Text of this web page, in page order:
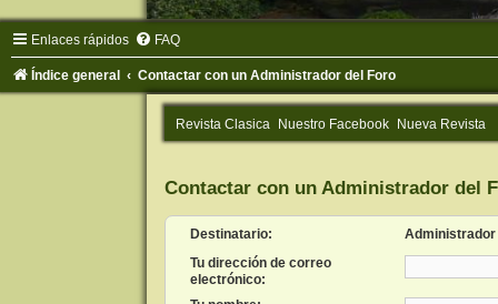
Enlaces rápidos FAQ
Índice general Contactar con un Administrador del Foro
Revista Clasica Nuestro Facebook Nueva Revista
Contactar con un Administrador del
Destinatario:
Administrador
Tu dirección de correo
electrónico: